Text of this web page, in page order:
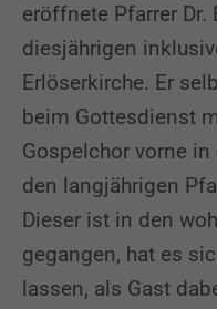
eröffnete Pfarrer Dr.
diesjährigen
Erlöserkirche. Er
beim Gottesdienst
Gospelchor vorne
den langjährigen
Dieser ist in den
gegangen, hat es
lassen, als Gast